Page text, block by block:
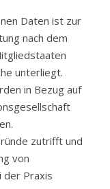
Daten ist zur
nach dem
unterliegt.
in Bezug auf
zutrifft und
von
der Praxis